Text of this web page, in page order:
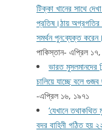
টিক্কা খানের সাথে
প্রতিষ।ঠায় অগ্রগতির
সমর্থন পুন:ব্যক্ত করেন।
পাকিস্তান- এপ্রিল
ভারত মুসলমানদের
চালিয়ে যাচ্ছে বলে
-এপ্রিল ১৬, ১৯৭১
‘যেখানে
বদর বাহিনী গঠিত হয়